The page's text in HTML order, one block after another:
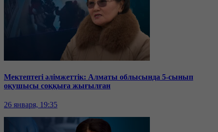
Мектептегі әлімжеттік: Алматы облысында 5-сынып
оқушысы соққыға жығылған
26 января, 19:35